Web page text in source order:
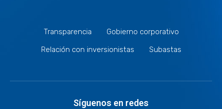
Transparencia
Gobierno corporativo
Relación con inversionistas
Subastas
Síguenos en redes